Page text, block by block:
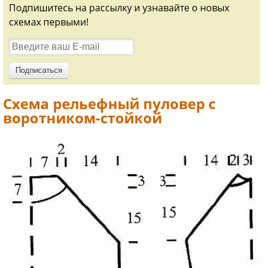
Подпишитесь на рассылку и узнавайте о новых
схемах первыми!
Схема рельефный пуловер с
воротником-стойкой